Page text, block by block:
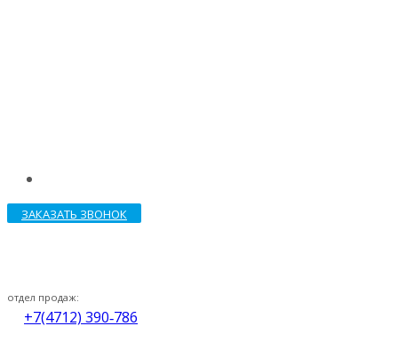
ЗАКАЗАТЬ ЗВОНОК
отдел продаж:
+7(4712) 390‑786